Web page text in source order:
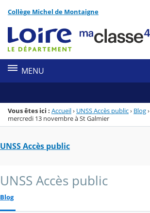
Menu de la rubrique
Contenu
Collège Michel de Montaigne
MENU
Vous êtes ici : Accueil› UNSS Accès public› Blog›
mercredi 13 novembre à St Galmier
UNSS Accès public
UNSS Accès public
Blog